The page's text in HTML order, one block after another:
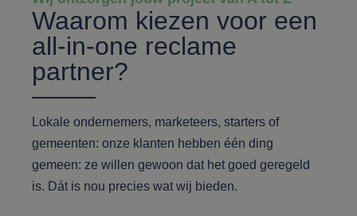
Waarom kiezen voor een
all-in-one reclame
partner?
Lokale ondernemers, marketeers, starters of
gemeenten: onze klanten hebben één ding
gemeen: ze willen gewoon dat het goed geregeld
is. Dát is nou precies wat wij bieden.